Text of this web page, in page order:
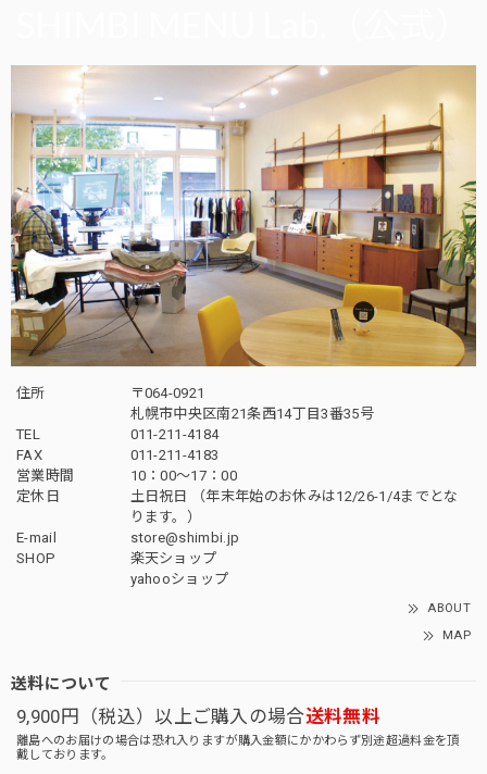
住所
〒064-0921
札幌市中央区南21条西14丁目3番35号
TEL
011-211-4184
FAX
011-211-4183
営業時間
10：00〜17：00
定休日
土日祝日 （年末年始のお休みは12/26-1/4までとな
ります。）
E-mail
store@shimbi.jp
SHOP
楽天ショップ
yahooショップ
ABOUT
MAP
送料について
9,900円（税込）以上ご購入の場合送料無料
離島へのお届けの場合は恐れ入りますが購入金額にかかわらず別途超過料金を頂
戴しております。